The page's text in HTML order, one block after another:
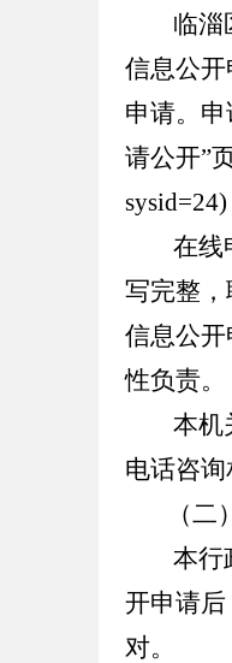
临淄区
信息公
申请。
请公开”
在线申
写完整
信息公
性负责
本机关
电话咨
（二
本行政
开申请
对。